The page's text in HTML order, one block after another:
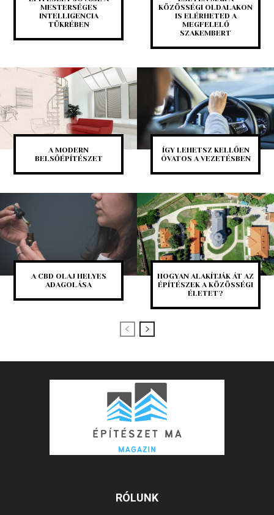
MESTERSÉGES
INTELLIGENCIA
TÜKRÉBEN
KÖZÖSSÉGI OLDALAKON
IS ELÉRHETED A
MEGFELELŐ
SZAKEMBERT
A MODERN
BELSŐÉPÍTÉSZET
ÍGY LEHETSZ KELLŐEN
ÓVATOS A VEZETÉSBEN
A CBD OLAJ HELYES
ADAGOLÁSA
HOGYAN ALAKÍTJÁK ÁT AZ
ÉPÍTÉSZEK A KÖZÖSSÉGI
ÉLETET?
RÓLUNK